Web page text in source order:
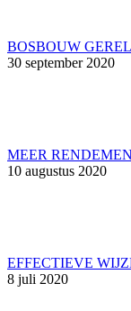
BOSBOUW
30 september 2020
MEER
10 augustus 2020
EFFECTIEVE
8 juli 2020